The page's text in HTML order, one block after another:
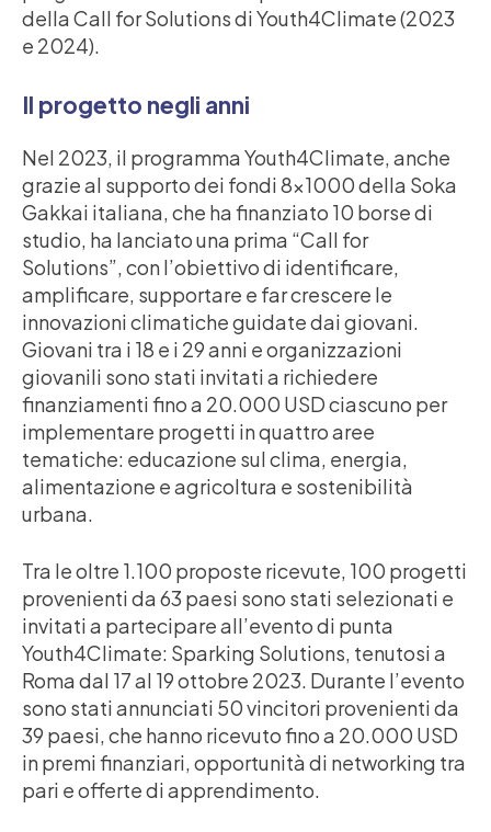
della Call for Solutions di Youth4Climate (2023
e 2024).
Il progetto negli anni
Nel 2023, il programma Youth4Climate, anche
grazie al supporto dei fondi 8×1000 della Soka
Gakkai italiana, che ha finanziato 10 borse di
studio, ha lanciato una prima “Call for
Solutions”, con l’obiettivo di identificare,
amplificare, supportare e far crescere le
innovazioni climatiche guidate dai giovani.
Giovani tra i 18 e i 29 anni e organizzazioni
giovanili sono stati invitati a richiedere
finanziamenti fino a 20.000 USD ciascuno per
implementare progetti in quattro aree
tematiche: educazione sul clima, energia,
alimentazione e agricoltura e sostenibilità
urbana.
Tra le oltre 1.100 proposte ricevute, 100 progetti
provenienti da 63 paesi sono stati selezionati e
invitati a partecipare all’evento di punta
Youth4Climate: Sparking Solutions, tenutosi a
Roma dal 17 al 19 ottobre 2023. Durante l’evento
sono stati annunciati 50 vincitori provenienti da
39 paesi, che hanno ricevuto fino a 20.000 USD
in premi finanziari, opportunità di networking tra
pari e offerte di apprendimento.